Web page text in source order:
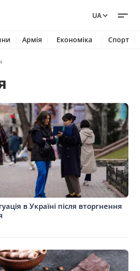
UA
Армія Економіка Спорт
в Україні після вторгнення